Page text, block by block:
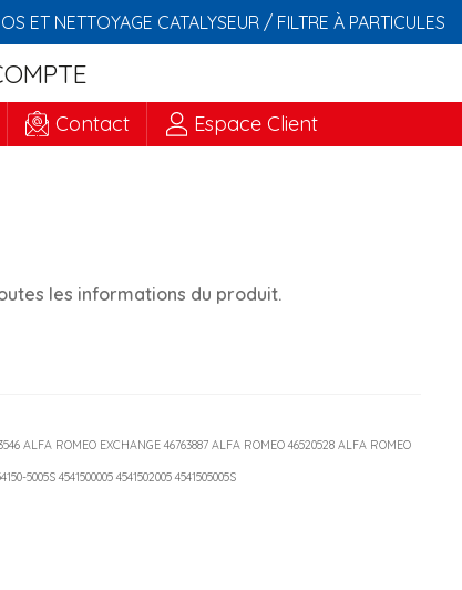
ET NETTOYAGE CATALYSEUR / FILTRE À PARTICULES
Contact Espace Client
les informations du produit.
ALFA ROMEO EXCHANGE 46763887 ALFA ROMEO 46520528 ALFA ROMEO
5005S 4541500005 4541502005 4541505005S